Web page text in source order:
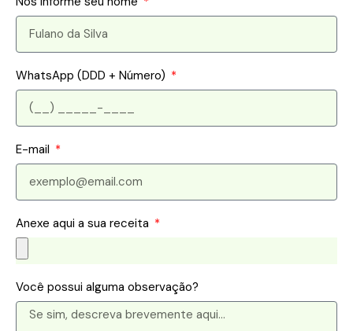
WhatsApp (DDD + Número)
E-mail
Anexe aqui a sua receita
Você possui alguma observação?